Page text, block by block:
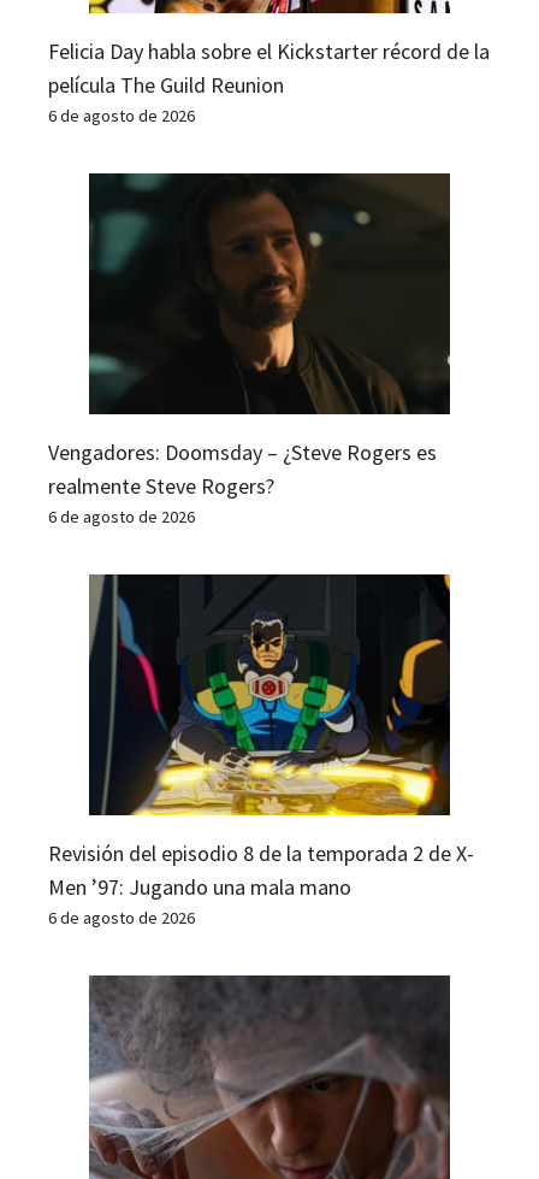
Felicia Day habla sobre el Kickstarter récord de la
película The Guild Reunion
6 de agosto de 2026
Vengadores: Doomsday – ¿Steve Rogers es
realmente Steve Rogers?
6 de agosto de 2026
Revisión del episodio 8 de la temporada 2 de X-
Men ’97: Jugando una mala mano
6 de agosto de 2026